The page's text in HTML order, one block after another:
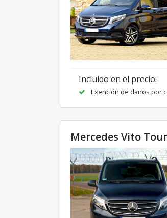
Incluido en el precio:
Exención de daños por
Mercedes Vito